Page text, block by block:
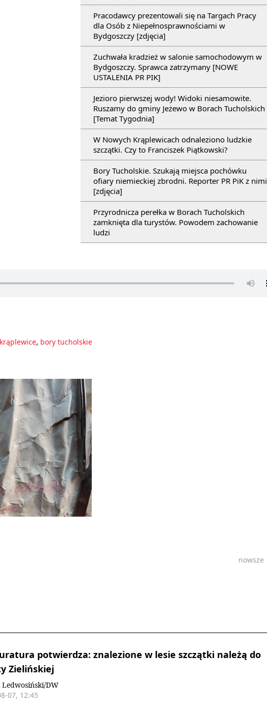
Pracodawcy prezentowali się na Targach Pracy
dla Osób z Niepełnosprawnościami w
Bydgoszczy [zdjęcia]
Zuchwała kradzież w salonie samochodowym w
Bydgoszczy. Sprawca zatrzymany [NOWE
USTALENIA PR PIK]
Jezioro pierwszej wody! Widoki niesamowite.
Ruszamy do gminy Jeżewo w Borach Tucholskich
[Temat Tygodnia]
W Nowych Krąplewicach odnaleziono ludzkie
szczątki. Czy to Franciszek Piątkowski?
Bory Tucholskie. Szukają miejsca pochówku
ofiary niemieckiej zbrodni. Reporter PR PiK z nimi
[zdjęcia]
Przyrodnicza perełka w Borach Tucholskich
zamknięta dla turystów. Powodem zachowanie
ludzi
, bory tucholskie
nowsze
potwierdza: znalezione w lesie szczątki należą do
Zielińskiej
DW
07, 12:45